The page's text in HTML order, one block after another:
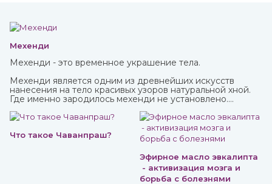
Мехенди
Мехенди - это временное украшение тела.
Мехенди является одним из древнейших искусств
нанесения на тело красивых узоров натуральной хной.
Где именно зародилось мехенди не установлено.
разных стран и континентов, которые привносили в нее
Что такое Чаванпраш?
Эфирное масло эвкалипта
- активизация мозга и
борьба с болезнями